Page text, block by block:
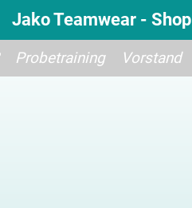
Jako Teamwear - Shop
Probetraining Vorstand